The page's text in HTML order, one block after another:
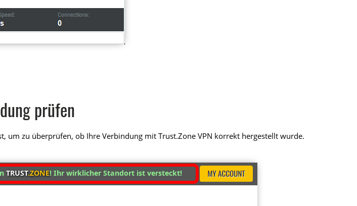
prüfen
um zu überprüfen, ob Ihre Verbindung mit Trust.Zone VPN korrekt hergestellt wurde.
TRUST.ZONE! Ihr wirklicher Standort ist versteckt!